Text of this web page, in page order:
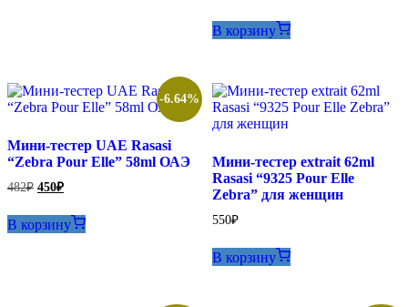
В корзину
-6.64%
Мини-тестер UAE Rasasi
“Zebra Pour Elle” 58ml ОАЭ
482₽ Первоначальная
цена
составляла
482₽.
450₽Текущая
цена:
450₽.
В корзину
Мини-тестер extrait 62ml
Rasasi “9325 Pour Elle
Zebra” для женщин
550₽
В корзину